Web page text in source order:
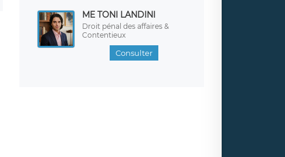
ME TONI LANDINI
Droit pénal des affaires &
Contentieux
Consulter